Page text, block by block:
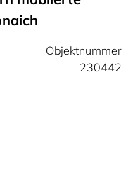
Objektnummer
230442